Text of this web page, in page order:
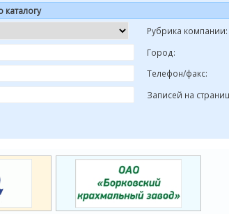
Рубрика компании:
Город:
Телефон/факс:
Записей на